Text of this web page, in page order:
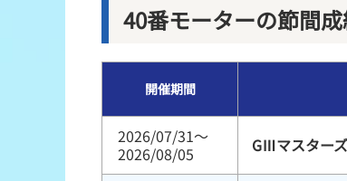
モーター抽選結果・前検タイムラン
得点率ランキング
40番モーターの節間
開催期間
2026/07/31～
2026/08/05
GⅢマスター